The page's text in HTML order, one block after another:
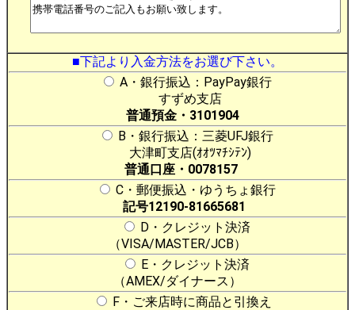
■下記より入金方法をお選び下さい。
A・銀行振込：PayPay銀行
すずめ支店
普通預金・3101904
B・銀行振込：三菱UFJ銀行
大津町支店(ｵｵﾂﾏﾁｼﾃﾝ)
普通口座・0078157
C・郵便振込・ゆうちょ銀行
記号12190-81665681
D・クレジット決済
（VISA/MASTER/JCB）
E・クレジット決済
（AMEX/ダイナース）
F・ご来店時に商品と引換え